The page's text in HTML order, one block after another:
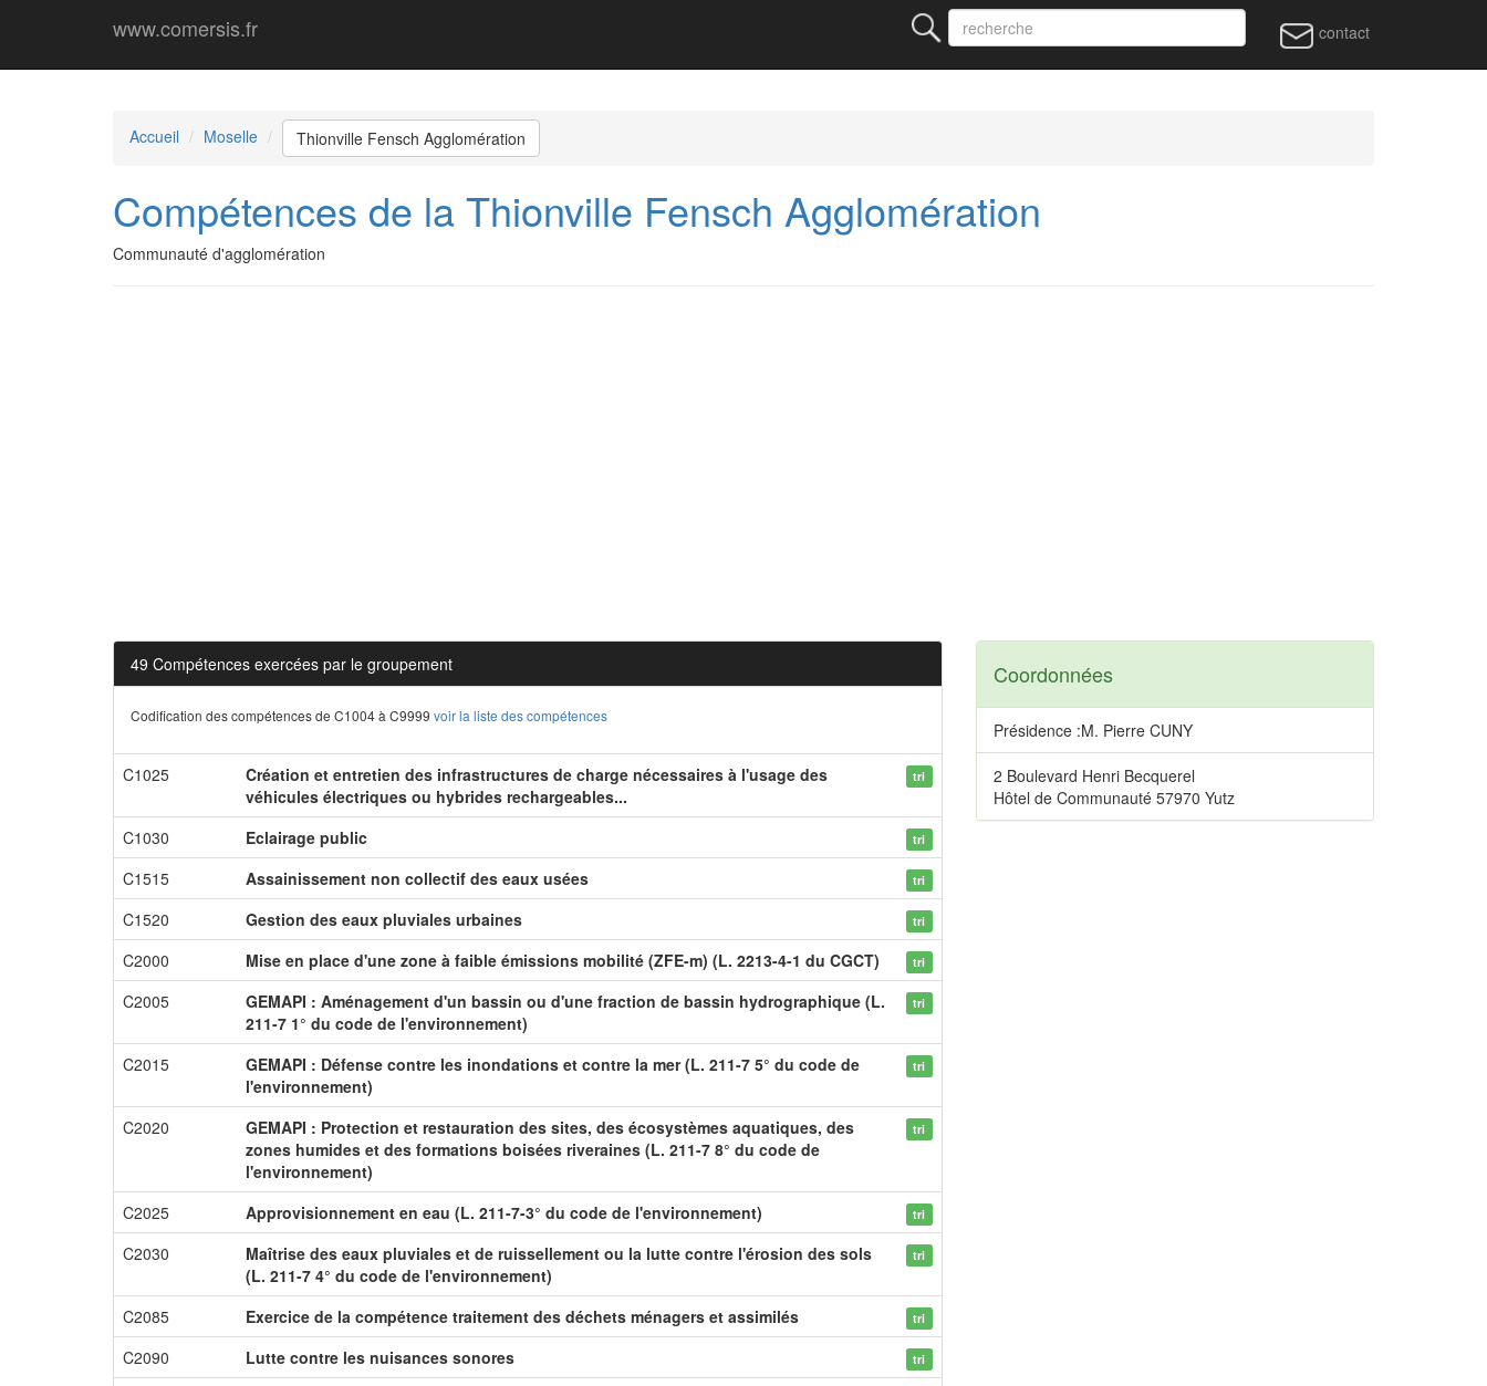
www.comersis.fr contact
Accueil Moselle Thionville Fensch Agglomération
Compétences de la Thionville Fensch Agglomération
Communauté d'agglomération
49 Compétences exercées par le groupement
Codification des compétences de C1004 à C9999 voir la liste des compétences
C1025
Création et entretien des infrastructures de charge nécessaires à l'usage des
véhicules électriques ou hybrides rechargeables...
tri
C1030 Eclairage public tri
C1515 Assainissement non collectif des eaux usées tri
C1520 Gestion des eaux pluviales urbaines tri
C2000 Mise en place d'une zone à faible émissions mobilité (ZFE-m) (L. 2213-4-1 du CGCT) tri
C2005
GEMAPI : Aménagement d'un bassin ou d'une fraction de bassin hydrographique (L.
211-7 1° du code de l'environnement)
tri
C2015
GEMAPI : Défense contre les inondations et contre la mer (L. 211-7 5° du code de
l'environnement)
tri
C2020
GEMAPI : Protection et restauration des sites, des écosystèmes aquatiques, des
zones humides et des formations boisées riveraines (L. 211-7 8° du code de
l'environnement)
tri
C2025 Approvisionnement en eau (L. 211-7-3° du code de l'environnement) tri
C2030
Maîtrise des eaux pluviales et de ruissellement ou la lutte contre l'érosion des sols
(L. 211-7 4° du code de l'environnement)
tri
C2085 Exercice de la compétence traitement des déchets ménagers et assimilés tri
C2090 Lutte contre les nuisances sonores tri
Coordonnées
Présidence :M. Pierre CUNY
2 Boulevard Henri Becquerel
Hôtel de Communauté 57970 Yutz